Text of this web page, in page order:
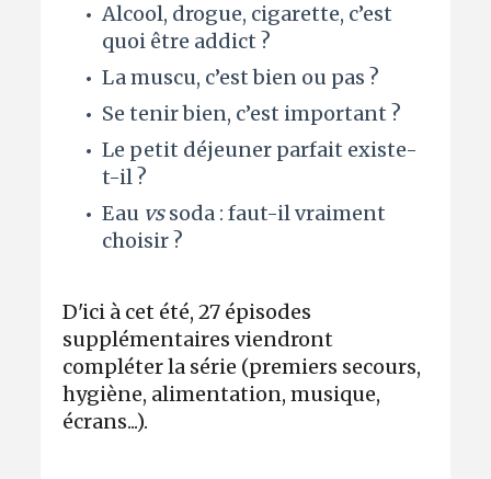
Alcool, drogue, cigarette, c’est
quoi être addict ?
La muscu, c’est bien ou pas ?
Se tenir bien, c’est important ?
Le petit déjeuner parfait existe-
t-il ?
Eau vssoda : faut-il vraiment
choisir ?
D'ici à cet été, 27 épisodes
supplémentaires viendront
compléter la série (premiers secours,
hygiène, alimentation, musique,
écrans...).